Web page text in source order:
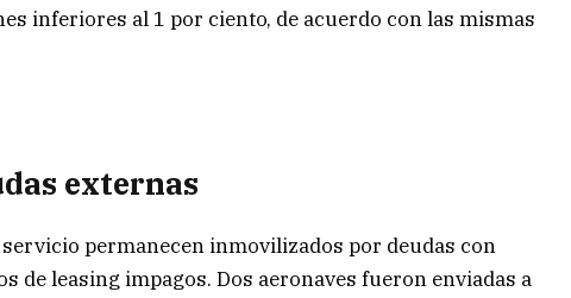
inferiores al 1 por ciento, de acuerdo con las mismas
externas
permanecen inmovilizados por deudas con
de leasing impagos. Dos aeronaves fueron enviadas a